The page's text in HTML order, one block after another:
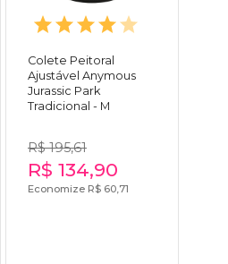
Colete Peitoral
Ajustável Anymous
Jurassic Park
Tradicional - M
R$ 195,61
R$ 134,90
Economize R$ 60,71